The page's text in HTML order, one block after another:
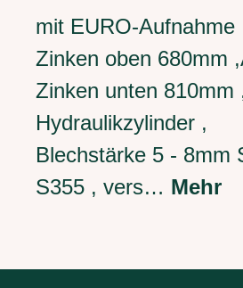
mit EURO-Aufnahme
Zinken oben 680mm
Zinken unten 810mm
Hydraulikzylinder ,
Blechstärke 5 - 8mm
S355 , vers… Mehr